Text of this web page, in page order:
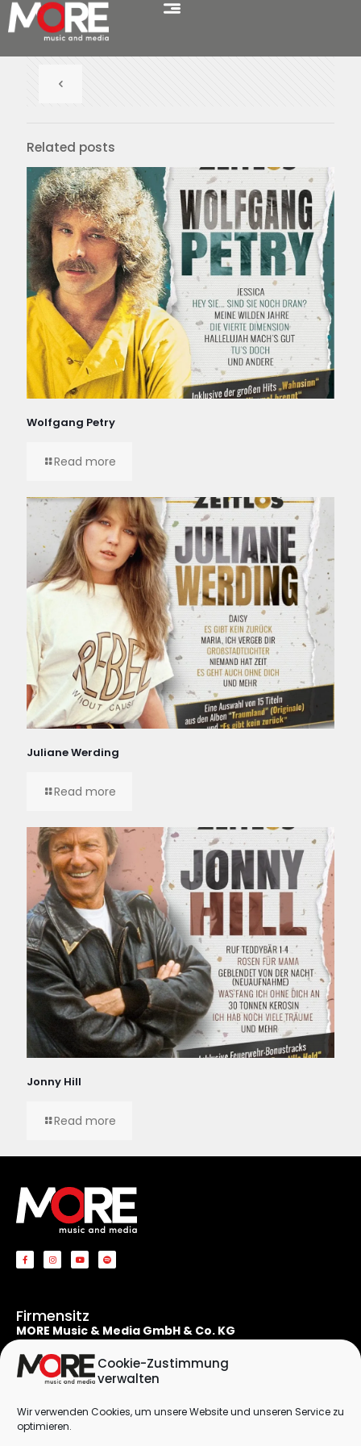
Cookie-Zustimmung
verwalten
Wir verwenden Cookies, um unsere Website und unseren Service zu
optimieren.
Related posts
Wolfgang Petry
Read more
Juliane Werding
Read more
Jonny Hill
Read more
Firmensitz
MORE Music & Media GmbH & Co. KG
50667 Köln
Deutschland
Rechtliches
Kontaktformular